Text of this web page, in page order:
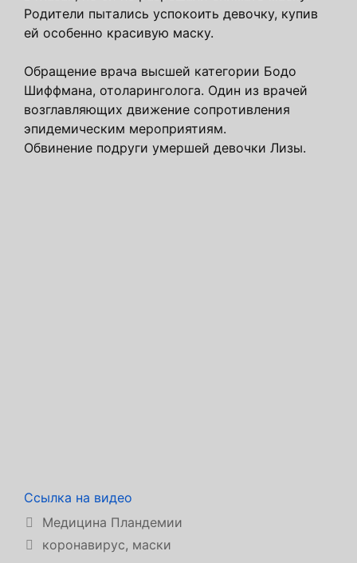
Родители пытались успокоить девочку, купив
ей особенно красивую маску.
Обращение врача высшей категории Бодо
Шиффмана, отоларинголога. Один из врачей
возглавляющих движение сопротивления
эпидемическим мероприятиям.
Обвинение подруги умершей девочки Лизы.
Ссылка на видео
Рубрики
Медицина Пландемии
Метки
коронавирус, маски